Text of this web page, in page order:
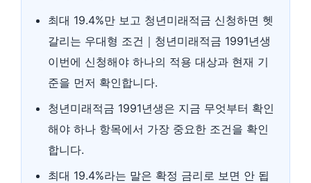
최대 19.4%만 보고 청년미래적금 신청하면 헷
갈리는 우대형 조건｜청년미래적금 1991년생
이번에 신청해야 하나의 적용 대상과 현재 기
준을 먼저 확인합니다.
청년미래적금 1991년생은 지금 무엇부터 확인
해야 하나 항목에서 가장 중요한 조건을 확인
합니다.
최대 19.4%라는 말은 확정 금리로 보면 안 됩